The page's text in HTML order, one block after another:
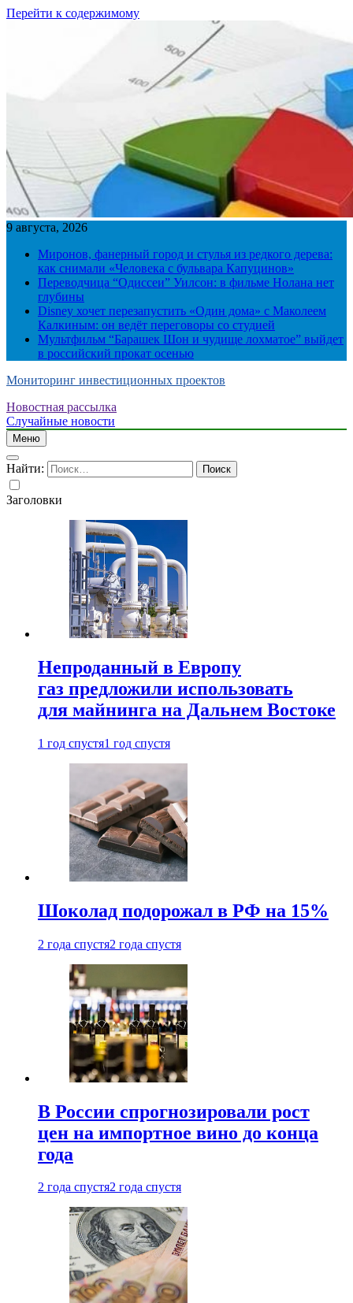
Перейти к содержимому
9 августа, 2026
Миронов, фанерный город и стулья из редкого дерева:
как снимали «Человека с бульвара Капуцинов»
Переводчица “Одиссеи” Уилсон: в фильме Нолана нет
глубины
Disney хочет перезапустить «Один дома» с Маколеем
Калкиным: он ведёт переговоры со студией
Мультфильм “Барашек Шон и чудище лохматое” выйдет
в российский прокат осенью
Мониторинг инвестиционных проектов
Новостная рассылка
Случайные новости
Меню
Найти:
Заголовки
Непроданный в Европу
газ предложили использовать
для майнинга на Дальнем Востоке
1 год спустя1 год спустя
Шоколад подорожал в РФ на 15%
2 года спустя2 года спустя
В России спрогнозировали рост
цен на импортное вино до конца
года
2 года спустя2 года спустя